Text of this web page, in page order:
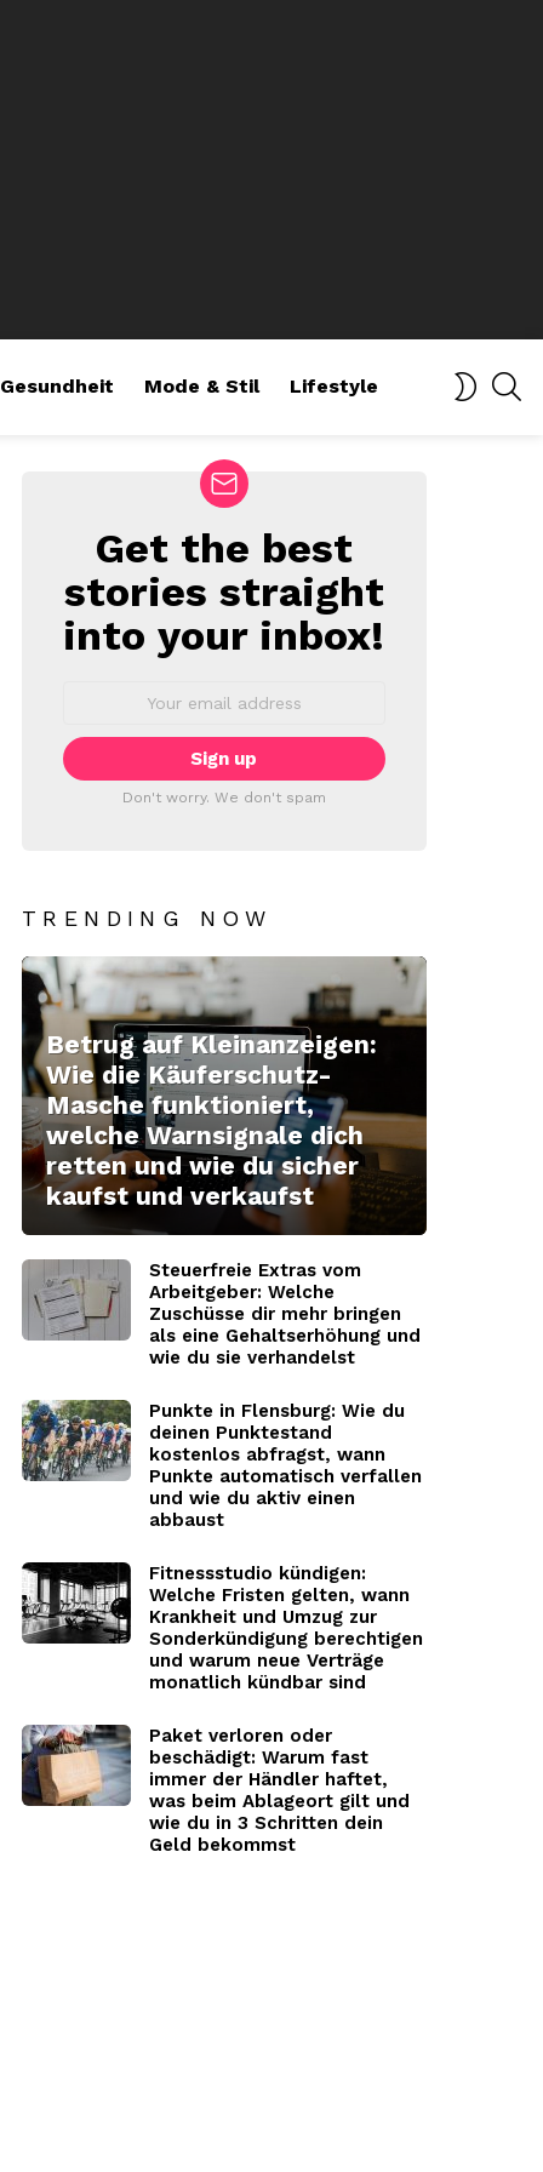
Gesundheit Mode & Stil Lifestyle
SWITCH
NEWSLETTER
Get the best
stories straight
into your inbox!
Don't worry. We don't spam
TRENDING NOW
Betrug auf Kleinanzeigen:
Wie die Käuferschutz-
Masche funktioniert,
welche Warnsignale dich
retten und wie du sicher
kaufst und verkaufst
Steuerfreie Extras vom
Arbeitgeber: Welche
Zuschüsse dir mehr bringen
als eine Gehaltserhöhung und
wie du sie verhandelst
Punkte in Flensburg: Wie du
deinen Punktestand
kostenlos abfragst, wann
Punkte automatisch verfallen
und wie du aktiv einen
abbaust
Fitnessstudio kündigen:
Welche Fristen gelten, wann
Krankheit und Umzug zur
Sonderkündigung berechtigen
und warum neue Verträge
monatlich kündbar sind
Paket verloren oder
beschädigt: Warum fast
immer der Händler haftet,
was beim Ablageort gilt und
wie du in 3 Schritten dein
Geld bekommst